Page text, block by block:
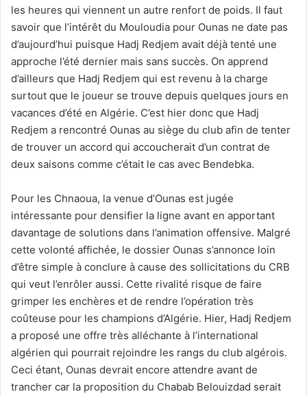
les heures qui viennent un autre renfort de poids. Il faut
savoir que l’intérêt du Mouloudia pour Ounas ne date pas
d’aujourd’hui puisque Hadj Redjem avait déjà tenté une
approche l’été dernier mais sans succès. On apprend
d’ailleurs que Hadj Redjem qui est revenu à la charge
surtout que le joueur se trouve depuis quelques jours en
vacances d’été en Algérie. C’est hier donc que Hadj
Redjem a rencontré Ounas au siège du club afin de tenter
de trouver un accord qui accoucherait d’un contrat de
deux saisons comme c’était le cas avec Bendebka.
Pour les Chnaoua, la venue d’Ounas est jugée
intéressante pour densifier la ligne avant en apportant
davantage de solutions dans l’animation offensive. Malgré
cette volonté affichée, le dossier Ounas s’annonce loin
d’être simple à conclure à cause des sollicitations du CRB
qui veut l’enrôler aussi. Cette rivalité risque de faire
grimper les enchères et de rendre l’opération très
coûteuse pour les champions d’Algérie. Hier, Hadj Redjem
a proposé une offre très alléchante à l’international
algérien qui pourrait rejoindre les rangs du club algérois.
Ceci étant, Ounas devrait encore attendre avant de
trancher car la proposition du Chabab Belouizdad serait